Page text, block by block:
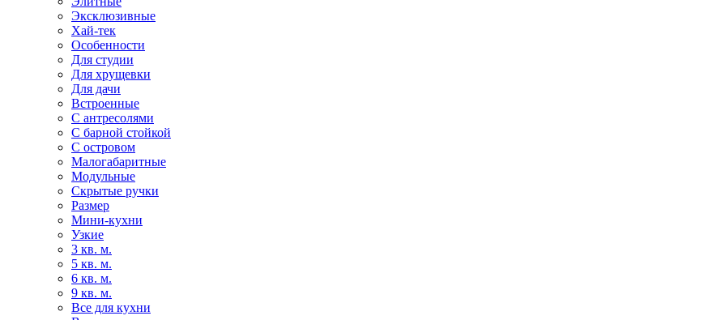
Эксклюзивные
Хай-тек
Особенности
Для студии
Для хрущевки
Для дачи
Встроенные
С антресолями
С барной стойкой
С островом
Малогабаритные
Модульные
Скрытые ручки
Размер
Мини-кухни
Узкие
3 кв. м.
5 кв. м.
6 кв. м.
9 кв. м.
Все для кухни